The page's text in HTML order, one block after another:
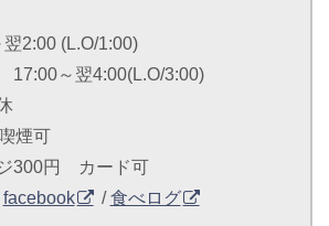
2:00 (L.O/1:00)
～翌4:00(L.O/3:00)
煙可
300円 カード可
facebook /食べログ